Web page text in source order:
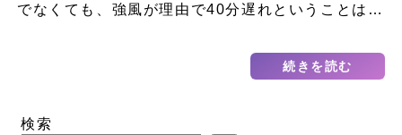
でなくても、強風が理由で40分遅れということは…
続きを読む
検索